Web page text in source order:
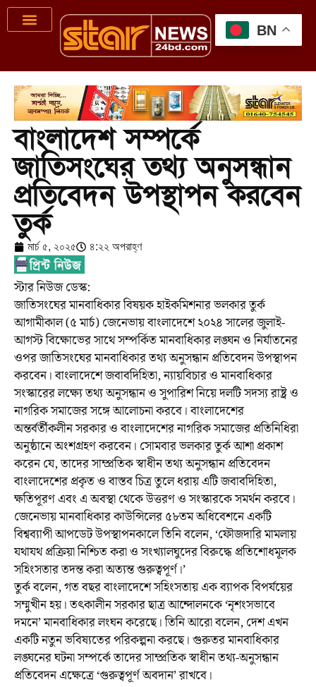
বাংলাদেশ সম্পর্কে
জাতিসংঘের তথ্য অনুসন্ধান
প্রতিবেদন উপস্থাপন করবেন
তুর্ক
মার্চ ৫, ২০২৫ ৪:২২ অপরাহ্ণ
স্টার নিউজ ডেস্ক:
জাতিসংঘের মানবাধিকার বিষয়ক হাইকমিশনার ভলকার তুর্ক
আগামীকাল (৫ মার্চ) জেনেভায় বাংলাদেশে ২০২৪ সালের জুলাই-
আগস্ট বিক্ষোভের সাথে সম্পর্কিত মানবাধিকার লঙ্ঘন ও নির্যাতনের
ওপর জাতিসংঘের মানবাধিকার তথ্য অনুসন্ধান প্রতিবেদন উপস্থাপন
করবেন। বাংলাদেশে জবাবদিহিতা, ন্যায়বিচার ও মানবাধিকার
সংস্কারের লক্ষ্যে তথ্য অনুসন্ধান ও সুপারিশ নিয়ে দলটি সদস্য রাষ্ট্র ও
নাগরিক সমাজের সঙ্গে আলোচনা করবে। বাংলাদেশের
অন্তর্বর্তীকলীন সরকার ও বাংলাদেশের নাগরিক সমাজের প্রতিনিধিরা
অনুষ্ঠানে অংশগ্রহণ করবেন। সোমবার ভলকার তুর্ক আশা প্রকাশ
করেন যে, তাদের সাম্প্রতিক স্বাধীন তথ্য অনুসন্ধান প্রতিবেদন
বাংলাদেশের প্রকৃত ও বাস্তব চিত্র তুলে ধরায় এটি জবাবদিহিতা,
ক্ষতিপূরণ এবং এ অবস্থা থেকে উত্তরণ ও সংস্কারকে সমর্থন করবে।
জেনেভায় মানবাধিকার কাউন্সিলের ৫৮তম অধিবেশনে একটি
বিশ্বব্যাপী আপডেট উপস্থাপনকালে তিনি বলেন, ‘ফৌজদারি মামলায়
যথাযথ প্রক্রিয়া নিশ্চিত করা ও সংখ্যালঘুদের বিরুদ্ধে প্রতিশোধমূলক
সহিংসতার তদন্ত করা অত্যন্ত গুরুত্বপূর্ণ।’
তুর্ক বলেন, গত বছর বাংলাদেশে সহিংসতায় এক ব্যাপক বিপর্যয়ের
সম্মুখীন হয়। তৎকালীন সরকার ছাত্র আন্দোলনকে ‘নৃশংসভাবে
দমনে’ মানবাধিকার লংঘন করেছে। তিনি আরো বলেন, দেশ এখন
একটি নতুন ভবিষ্যতের পরিকল্পনা করছে। গুরুতর মানবাধিকার
লঙ্ঘনের ঘটনা সম্পর্কে তাদের সাম্প্রতিক স্বাধীন তথ্য-অনুসন্ধান
প্রতিবেদন এক্ষেত্রে ‘গুরুত্বপূর্ণ অবদান’ রাখবে।
BN